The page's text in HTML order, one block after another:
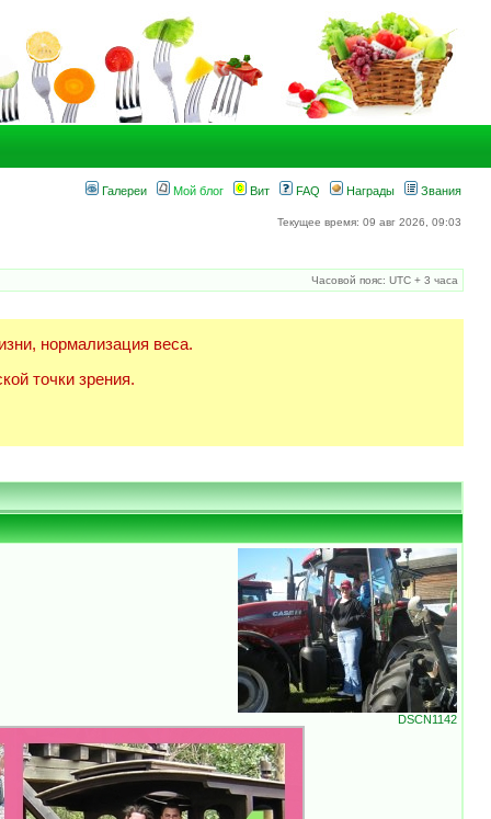
Галереи Мой блог Вит FAQ Награды Звания
Текущее время: 09 авг 2026, 09:03
Часовой пояс: UTC + 3 часа
нормализация веса.
точки зрения.
DSCN1142